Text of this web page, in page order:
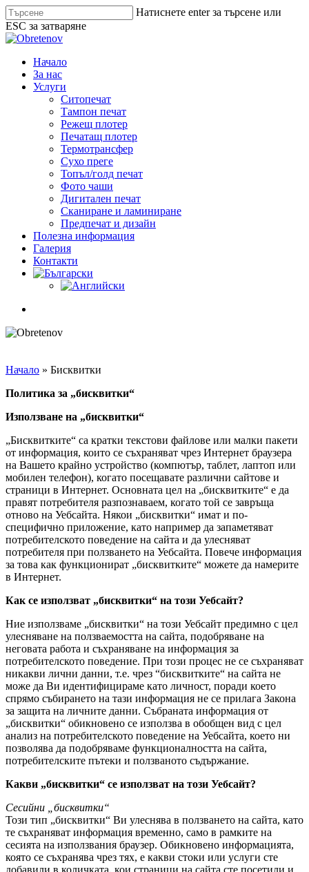
Skip
to
main
Натиснете enter за търсене или
ESC за затваряне
Close
search
Menu
Начало
За нас
Услуги
Ситопечат
Тампон печат
Режещ плотер
Печатащ плотер
Термотрансфер
Сухо преге
Топъл/голд печат
Фото чаши
Дигитален печат
Сканиране и ламиниране
Предпечат и дизайн
Полезна информация
Галерия
Контакти
Начало » Бисквитки
Политика за „бисквитки“
Използване на „бисквитки“
„Бисквитките“ са кратки текстови файлове или малки пакети
от информация, които се съхраняват чрез Интернет браузера
на Вашето крайно устройство (компютър, таблет, лаптоп или
мобилен телефон), когато посещавате различни сайтове и
страници в Интернет. Основната цел на „бисквитките“ е да
правят потребителя разпознаваем, когато той се завръща
отново на Уебсайта. Някои „бисквитки“ имат и по-
специфично приложение, като например да запаметяват
потребителското поведение на сайта и да улесняват
потребителя при ползването на Уебсайта. Повече информация
за това как функционират „бисквитките“ можете да намерите
в Интернет.
Как се използват „бисквитки“ на този Уебсайт?
Ние използваме „бисквитки“ на този Уебсайт предимно с цел
улесняване на ползваемостта на сайта, подобряване на
неговата работа и съхраняване на информация за
потребителското поведение. При този процес не се съхраняват
никакви лични данни, т.е. чрез “бисквитките“ на сайта не
може да Ви идентифицираме като личност, поради което
спрямо събирането на тази информация не се прилага Закона
за защита на личните данни. Събраната информация от
„бисквитки“ обикновено се използва в обобщен вид с цел
анализ на потребителското поведение на Уебсайта, което ни
позволява да подобряваме функционалността на сайта,
потребителските пътеки и ползваното съдържание.
Какви „бисквитки“ се използват на този Уебсайт?
Сесийни „бисквитки“
Този тип „бисквитки“ Ви улеснява в ползването на сайта, като
те съхраняват информация временно, само в рамките на
сесията на използвания браузер. Обикновено информацията,
която се съхранява чрез тях, е какви стоки или услуги сте
добавили в количката, кои страници на сайта сте посетили и